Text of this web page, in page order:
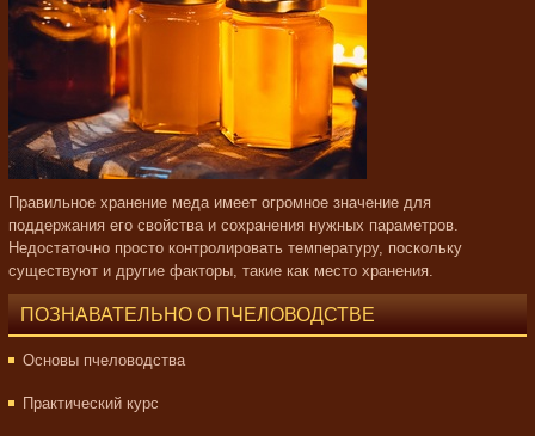
Правильное хранение меда имеет огромное значение для
поддержания его свойства и сохранения нужных параметров.
Недостаточно просто контролировать температуру, поскольку
существуют и другие факторы, такие как место хранения.
ПОЗНАВАТЕЛЬНО О ПЧЕЛОВОДСТВЕ
Основы пчеловодства
Практический курс